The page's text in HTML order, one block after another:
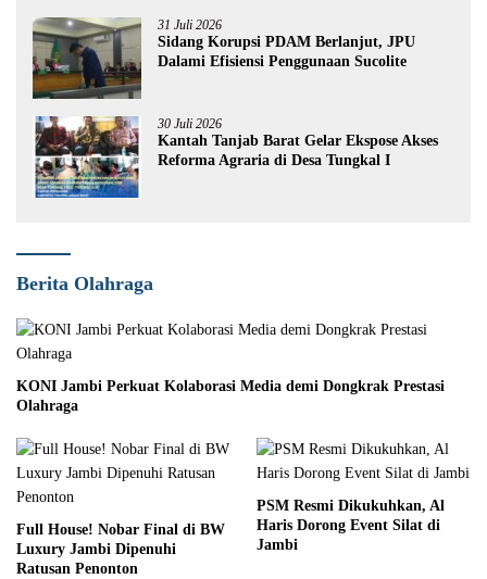
31 Juli 2026
Sidang Korupsi PDAM Berlanjut, JPU
Dalami Efisiensi Penggunaan Sucolite
30 Juli 2026
Kantah Tanjab Barat Gelar Ekspose Akses
Reforma Agraria di Desa Tungkal I
Berita Olahraga
KONI Jambi Perkuat Kolaborasi Media demi Dongkrak Prestasi
Olahraga
Full House! Nobar Final di BW
Luxury Jambi Dipenuhi
Ratusan Penonton
PSM Resmi Dikukuhkan, Al
Haris Dorong Event Silat di
Jambi